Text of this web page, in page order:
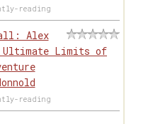
reading
Alex
Ultimate Limits of
reading